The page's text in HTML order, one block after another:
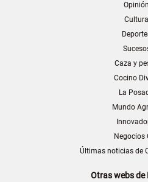
Opinión
Cultura
Caza y
Cocino
La
Mundo
Negocios
Últimas noticias de
Otras webs de